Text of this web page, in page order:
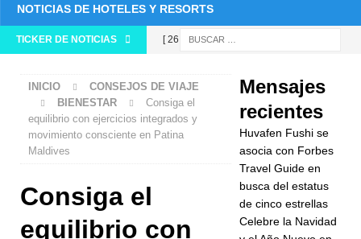
NOTICIAS DE HOTELES Y RESORTS
TICKER DE NOTICIAS [ 26 de
Huvafen
Travel Guide
INICIO
CONSEJOS DE VIAJE
BIENESTAR
Consiga el
equilibrio con ejercicios integrados y
movimiento consciente en Patina
Maldives
Consiga el
equilibrio con
Mensajes
recientes
Huvafen Fushi se
asocia con Forbes
Travel Guide en
busca del estatus
de cinco estrellas
Celebre la Navidad